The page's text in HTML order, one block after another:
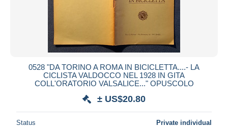
0528 "DA TORINO A ROMA IN BICICLETTA....- LA
CICLISTA VALDOCCO NEL 1928 IN GITA
COLL'ORATORIO VALSALICE..." OPUSCOLO
± US$20.80
Status Private individual